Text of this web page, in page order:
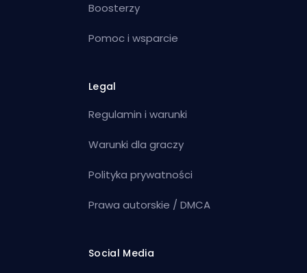
Boosterzy
Pomoc i wsparcie
Legal
Regulamin i warunki
Warunki dla graczy
Polityka prywatności
Prawa autorskie / DMCA
Social Media